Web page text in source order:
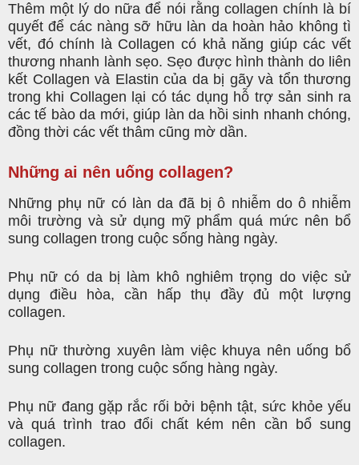
Thêm một lý do nữa để nói rằng collagen chính là bí
quyết để các nàng sỡ hữu làn da hoàn hảo không tì
vết, đó chính là Collagen có khả năng giúp các vết
thương nhanh lành sẹo. Sẹo được hình thành do liên
kết Collagen và Elastin của da bị gãy và tổn thương
trong khi Collagen lại có tác dụng hỗ trợ sản sinh ra
các tế bào da mới, giúp làn da hồi sinh nhanh chóng,
đồng thời các vết thâm cũng mờ dần.
Những ai nên uống collagen?
Những phụ nữ có làn da đã bị ô nhiễm do ô nhiễm
môi trường và sử dụng mỹ phẩm quá mức nên bổ
sung collagen trong cuộc sống hàng ngày.
Phụ nữ có da bị làm khô nghiêm trọng do việc sử
dụng điều hòa, cần hấp thụ đầy đủ một lượng
collagen.
Phụ nữ thường xuyên làm việc khuya nên uống bổ
sung collagen trong cuộc sống hàng ngày.
Phụ nữ đang gặp rắc rối bởi bệnh tật, sức khỏe yếu
và quá trình trao đổi chất kém nên cần bổ sung
collagen.